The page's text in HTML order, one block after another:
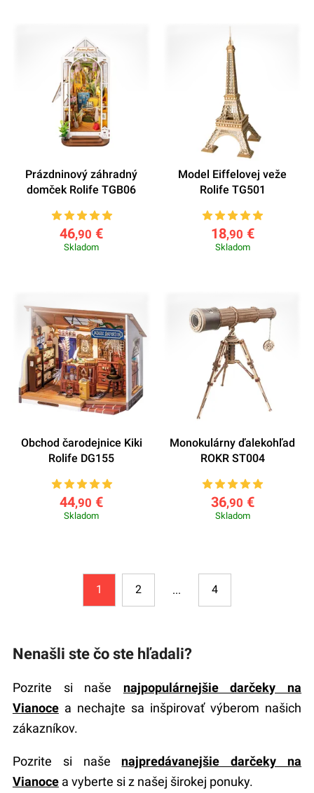
Prázdninový záhradný
domček Rolife TGB06
46,90 €
Skladom
Model Eiffelovej veže
Rolife TG501
18,90 €
Skladom
Obchod čarodejnice Kiki
Rolife DG155
44,90 €
Skladom
Monokulárny ďalekohľad
ROKR ST004
36,90 €
Skladom
1 2 ... 4
Nenašli ste čo ste hľadali?
Pozrite si naše najpopulárnejšie darčeky na
Vianocea nechajte sa inšpirovať výberom našich
zákazníkov.
Pozrite si naše najpredávanejšie darčeky na
Vianocea vyberte si z našej širokej ponuky.